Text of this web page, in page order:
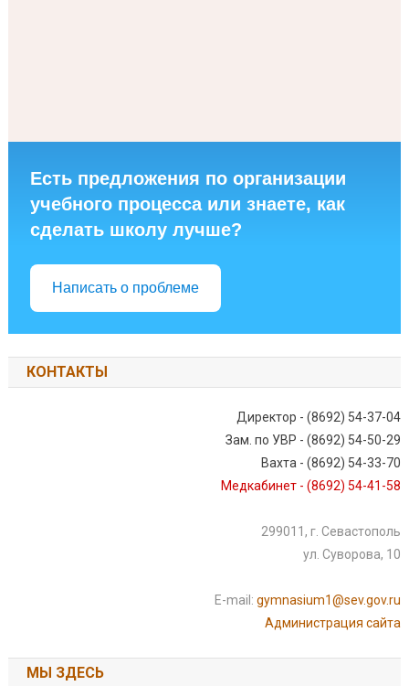
Есть предложения по организации
учебного процесса или знаете, как
сделать школу лучше?
Написать о проблеме
КОНТАКТЫ
Директор - (8692) 54-37-04
Зам. по УВР - (8692) 54-50-29
Вахта - (8692) 54-33-70
Медкабинет - (8692) 54-41-58
299011, г. Севастополь
ул. Суворова, 10
E-mail:gymnasium1@sev.gov.ru
Администрация сайта
МЫ ЗДЕСЬ